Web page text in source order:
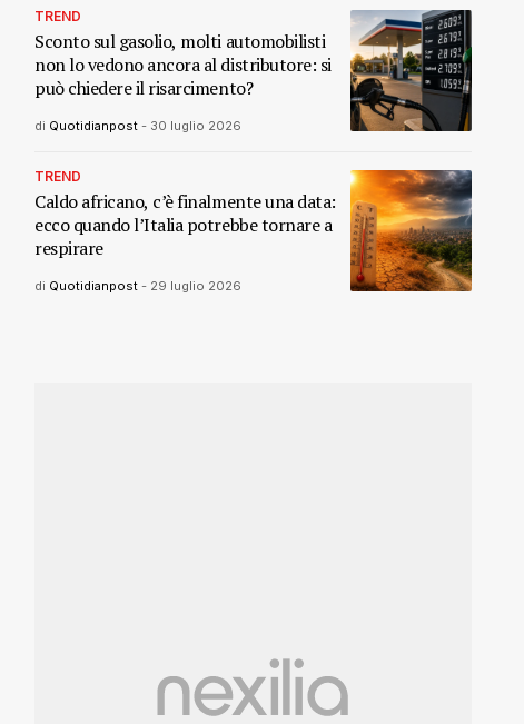
TREND
Sconto sul gasolio, molti automobilisti
non lo vedono ancora al distributore: si
può chiedere il risarcimento?
di Quotidianpost - 30 luglio 2026
TREND
Caldo africano, c’è finalmente una data:
ecco quando l’Italia potrebbe tornare a
respirare
di Quotidianpost - 29 luglio 2026